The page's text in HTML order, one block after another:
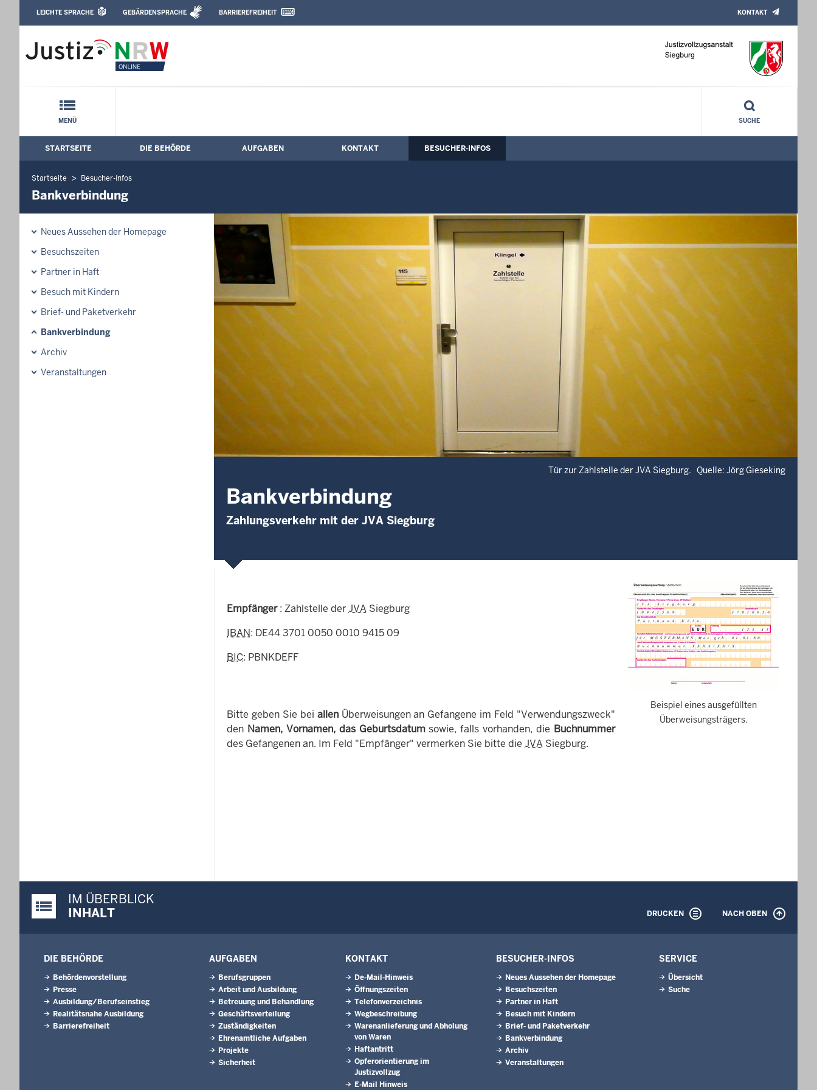
Justizvollzugsanstalt Siegburg: Bankverbindung
Leichte Sprache, Gebärdensprachenvideo und Kontaktformular
LEICHTE SPRACHE GEBÄRDENSPRACHE BARRIEREFREIHEIT KONTAKT
Schnellnavigation mit Volltext-Suche
MENÜ SUCHE
Hauptmenü: Hauptnavigation
STARTSEITE DIE BEHÖRDE AUFGABEN KONTAKT BESUCHER-INFOS
Startseite Besucher-Infos
Bankverbindung
Neues Aussehen der Homepage
Besuchszeiten
Partner in Haft
Besuch mit Kindern
Brief- und Paketverkehr
Bankverbindung
Archiv
Veranstaltungen
Tür zur Zahlstelle der JVA Siegburg. Quelle: Jörg Gieseking
Bankverbindung
Zahlungsverkehr mit der JVA Siegburg
Beispiel eines ausgefüllten
Überweisungsträgers.
Empfänger: Zahlstelle derJVA Siegburg
IBAN: DE44 3701 0050 0010 9415 09
BIC: PBNKDEFF
Bitte geben Sie bei allenÜberweisungen an Gefangene im Feld "Verwendungszweck"
den Namen, Vornamen, das Geburtsdatumsowie, falls vorhanden, die Buchnummer
des Gefangenen an. Im Feld "Empfänger" vermerken Sie bitte die JVA Siegburg.
Justiz-Portal im Überblick:
IM ÜBERBLICK
INHALT
DRUCKEN NACH OBEN
DIE BEHÖRDE
Behördenvorstellung
Presse
Ausbildung/Berufseinstieg
Realitätsnahe Ausbildung
Barrierefreiheit
AUFGABEN
Berufsgruppen
Arbeit und Ausbildung
Betreuung und Behandlung
Geschäftsverteilung
Zuständigkeiten
Ehrenamtliche Aufgaben
Projekte
Sicherheit
KONTAKT
De-Mail-Hinweis
Öffnungszeiten
Telefonverzeichnis
Wegbeschreibung
Warenanlieferung und Abholung
von Waren
Haftantritt
Opferorientierung im
Justizvollzug
E-Mail Hinweis
BESUCHER-INFOS
Neues Aussehen der Homepage
Besuchszeiten
Partner in Haft
Besuch mit Kindern
Brief- und Paketverkehr
Bankverbindung
Archiv
Veranstaltungen
SERVICE
Übersicht
Suche